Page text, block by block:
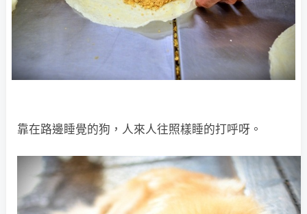
靠在路邊睡覺的狗，人來人往照樣睡的打呼呀。